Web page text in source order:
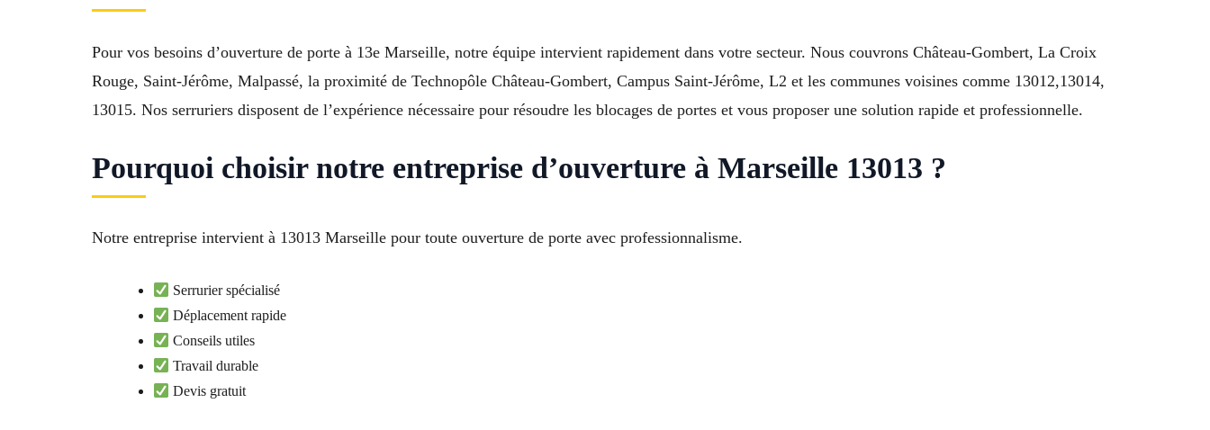
Pour vos besoins d’ouverture de porte à 13e Marseille, notre équipe intervient rapidement dans votre secteur. Nous couvrons Château-Gombert, La Croix
Rouge, Saint-Jérôme, Malpassé, la proximité de Technopôle Château-Gombert, Campus Saint-Jérôme, L2 et les communes voisines comme 13012,13014,
13015. Nos serruriers disposent de l’expérience nécessaire pour résoudre les blocages de portes et vous proposer une solution rapide et professionnelle.
Pourquoi choisir notre entreprise d’ouverture à Marseille 13013 ?
Notre entreprise intervient à 13013 Marseille pour toute ouverture de porte avec professionnalisme.
Serrurier spécialisé
Déplacement rapide
Conseils utiles
Travail durable
Devis gratuit